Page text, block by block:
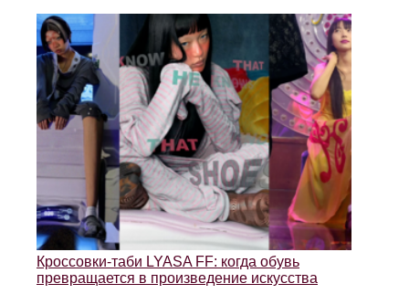
Кроссовки-таби LYASA FF: когда обувь
превращается в произведение искусства